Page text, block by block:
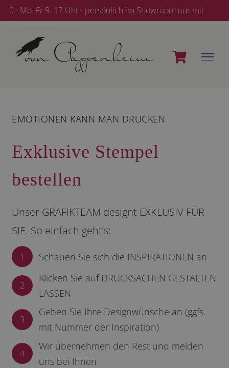
Zum
Inhalt
springen
0 · Mo–Fr 9–17 Uhr · persönlich im Showroom nur mit
Terminvereinbarung
EMOTIONEN KANN MAN DRUCKEN
Exklusive Stempel
bestellen
Unser GRAFIKTEAM designt EXKLUSIV FÜR
SIE. So einfach geht’s:
1 Schauen Sie sich die INSPIRATIONEN an
2
Klicken Sie auf DRUCKSACHEN GESTALTEN
LASSEN
3
Geben Sie Ihre Designwünsche an (ggfs.
mit Nummer der Inspiration)
4
Wir übernehmen den Rest und melden
uns bei Ihnen